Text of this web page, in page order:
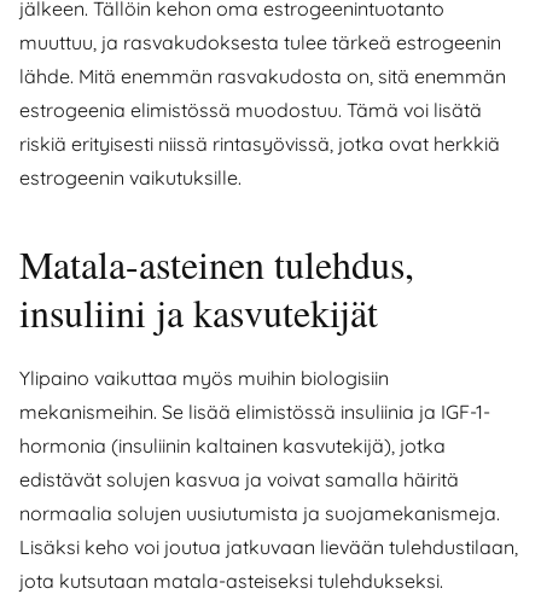
jälkeen. Tällöin kehon oma estrogeenintuotanto
muuttuu, ja rasvakudoksesta tulee tärkeä estrogeenin
lähde. Mitä enemmän rasvakudosta on, sitä enemmän
estrogeenia elimistössä muodostuu. Tämä voi lisätä
riskiä erityisesti niissä rintasyövissä, jotka ovat herkkiä
estrogeenin vaikutuksille.
Matala-asteinen tulehdus,
insuliini ja kasvutekijät
Ylipaino vaikuttaa myös muihin biologisiin
mekanismeihin. Se lisää elimistössä insuliinia ja IGF-1-
hormonia (insuliinin kaltainen kasvutekijä), jotka
edistävät solujen kasvua ja voivat samalla häiritä
normaalia solujen uusiutumista ja suojamekanismeja.
Lisäksi keho voi joutua jatkuvaan lievään tulehdustilaan,
jota kutsutaan matala-asteiseksi tulehdukseksi.